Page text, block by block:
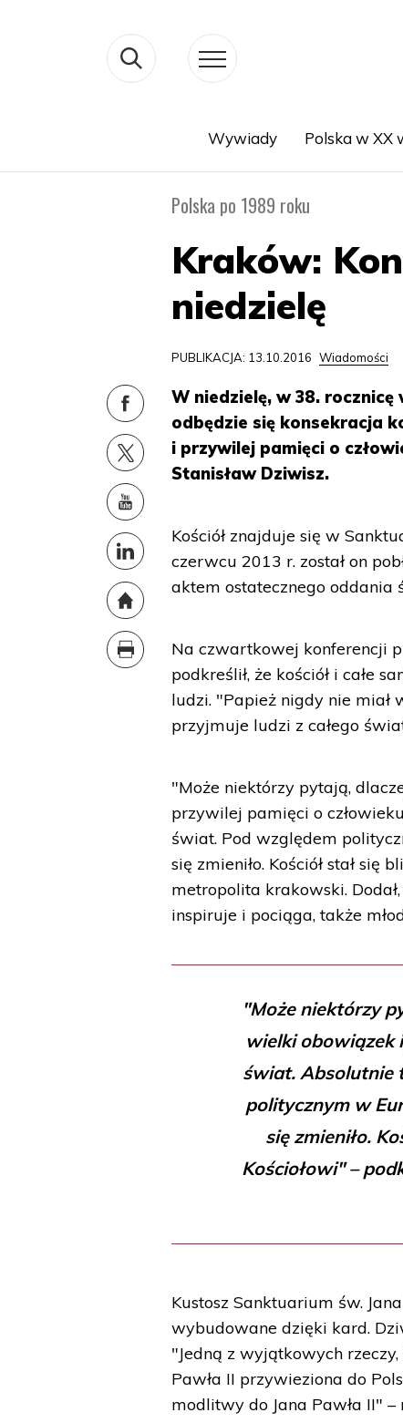
Wywiady Polska w XX
Polska po 1989 roku
Kraków:
niedzielę
PUBLIKACJA: 13.10.2016 Wiadomości
W niedzielę, w 38.
odbędzie się konsekracja
i przywilej pamięci o
Stanisław Dziwisz.
Kościół znajduje się w
czerwcu 2013 r. został on
aktem ostatecznego oddania
Na czwartkowej konferencji
podkreślił, że kościół i całe
ludzi. "Papież nigdy nie miał
przyjmuje ludzi z całego
"Może niektórzy pytają,
przywilej pamięci o
świat. Pod względem
się zmieniło. Kościół stał się
metropolita krakowski.
inspiruje i pociąga, także
"Może niektórzy
wielki obowiązek
świat. Absolutnie
politycznym w
się zmieniło.
Kościołowi" –
Kustosz Sanktuarium św.
wybudowane dzięki kard.
"Jedną z wyjątkowych
Pawła II przywieziona do
modlitwy do Jana Pawła II" –